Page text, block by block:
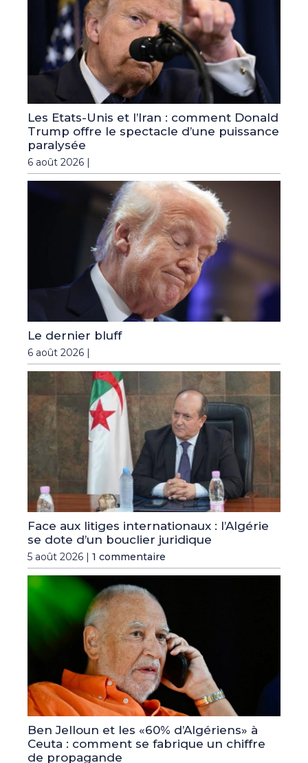
Les Etats-Unis et l’Iran : comment Donald
Trump offre le spectacle d’une puissance
paralysée
6 août 2026 |
Le dernier bluff
6 août 2026 |
Face aux litiges internationaux : l’Algérie
se dote d’un bouclier juridique
5 août 2026 | 1 commentaire
Ben Jelloun et les «60% d’Algériens» à
Ceuta : comment se fabrique un chiffre
de propagande